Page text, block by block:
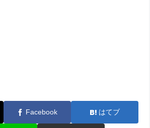
Facebook はてブ